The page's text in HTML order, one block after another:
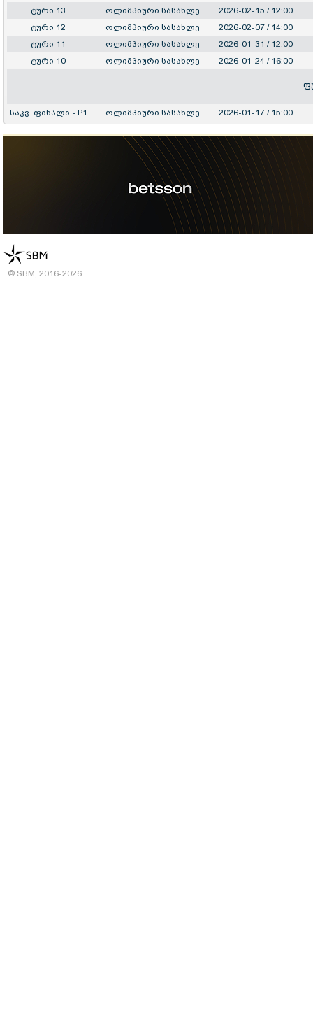
ტური 13
ოლიმპიური სასახლე
2026-02-15 / 12:00
ტური 12
ოლიმპიური სასახლე
2026-02-07 / 14:00
ტური 11
ოლიმპიური სასახლე
2026-01-31 / 12:00
ტური 10
ოლიმპიური სასახლე 2026-01-24 / 16:00
საკვ. ფინალი - P1 ოლიმპიური სასახლე 2026-01-17 / 15:00
© SBM, 2016-2026